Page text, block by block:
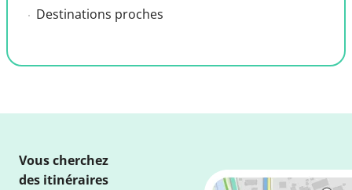
Destinations proches
Vous cherchez
des itinéraires